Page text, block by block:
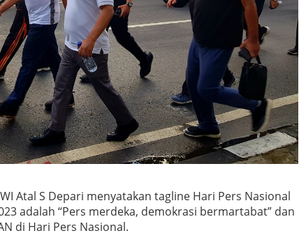
Atal S Depari menyatakan tagline Hari Pers Nasional
adalah “Pers merdeka, demokrasi bermartabat” dan
di Hari Pers Nasional.